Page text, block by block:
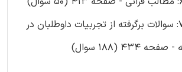
بخش 7: سوالات برگرفته از تجربیات داوطلبان در
434 (188 سوال)